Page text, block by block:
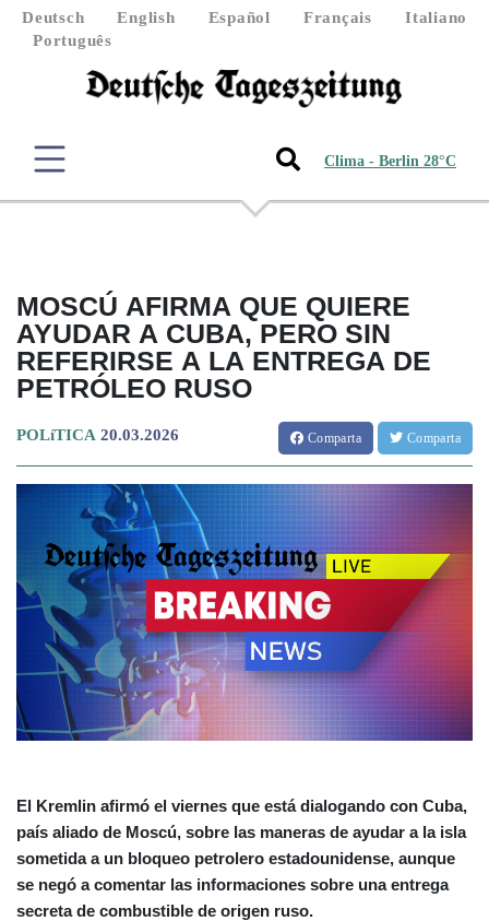
Deutsch English Español Français
Italiano
Português
Clima - Berlin 28°C
MOSCÚ AFIRMA QUE QUIERE
AYUDAR A CUBA, PERO SIN
REFERIRSE A LA ENTREGA DE
PETRÓLEO RUSO
POLíTICA 20.03.2026 Comparta Comparta
El Kremlin afirmó el viernes que está dialogando con Cuba,
país aliado de Moscú, sobre las maneras de ayudar a la isla
sometida a un bloqueo petrolero estadounidense, aunque
se negó a comentar las informaciones sobre una entrega
secreta de combustible de origen ruso.